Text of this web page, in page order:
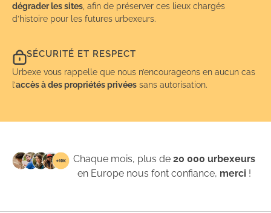
dégrader les sites , afin de préserver ces lieux chargés
d’histoire pour les futures urbexeurs.
SÉCURITÉ ET RESPECT
Urbexe vous rappelle que nous n’encourageons en aucun cas
l’accès à des propriétés privées sans autorisation.
Chaque mois, plus de20 000 urbexeurs
en Europe nous font confiance, merci !